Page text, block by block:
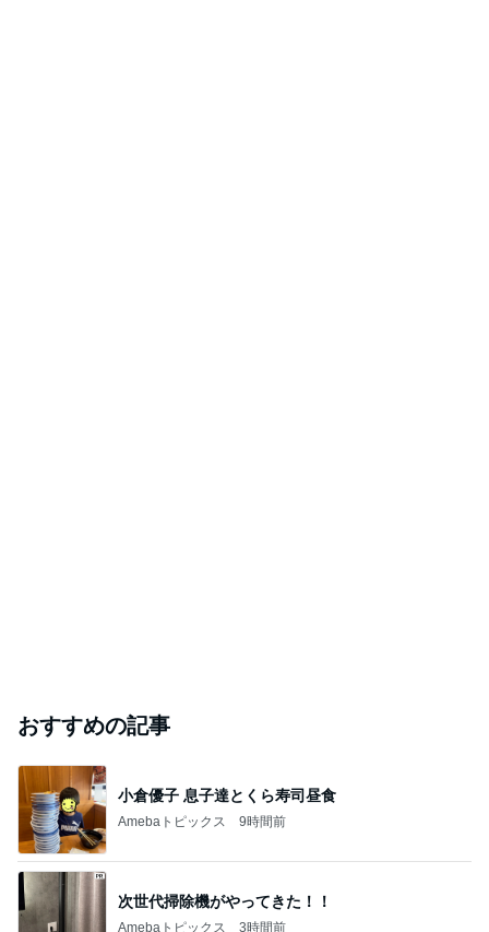
おすすめの記事
小倉優子 息子達とくら寿司昼食
Amebaトピックス 9時間前
次世代掃除機がやってきた！！
Amebaトピックス 3時間前